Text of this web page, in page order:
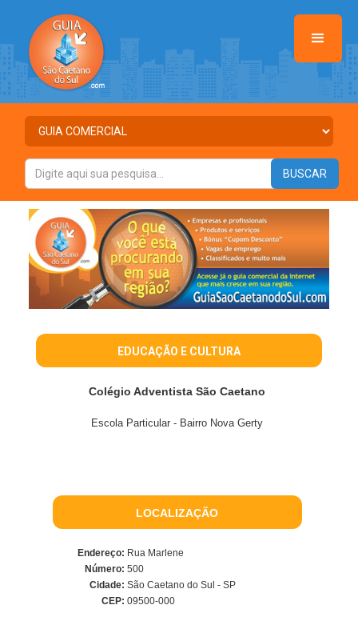
EDUCAÇÃO E CULTURA
Colégio Adventista São Caetano
Escola Particular - Bairro Nova Gerty
LOCALIZAÇÃO
Endereço: Rua Marlene
Número: 500
Cidade: São Caetano do Sul - SP
CEP: 09500-000